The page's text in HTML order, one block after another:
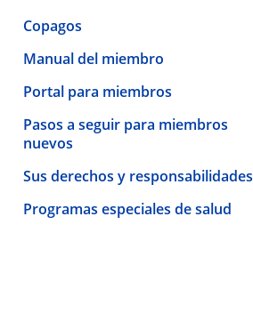
Copagos
Manual del miembro
Portal para miembros
Pasos a seguir para miembros
nuevos
Sus derechos y responsabilidades
Programas especiales de salud